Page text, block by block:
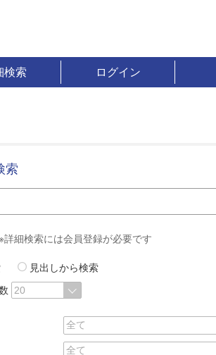
検索 ログイン
索
詳細検索には会員登録が必要です
見出しから検索